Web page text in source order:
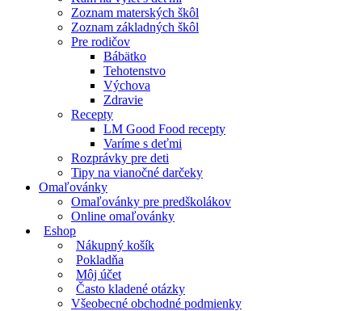
Zoznam materských škôl
Zoznam základných škôl
Pre rodičov
Bábätko
Tehotenstvo
Výchova
Zdravie
Recepty
LM Good Food recepty
Varíme s deťmi
Rozprávky pre deti
Tipy na vianočné darčeky
Omaľovánky
Omaľovánky pre predškolákov
Online omaľovánky
Eshop
Nákupný košík
Pokladňa
Môj účet
Často kladené otázky
Všeobecné obchodné podmienky